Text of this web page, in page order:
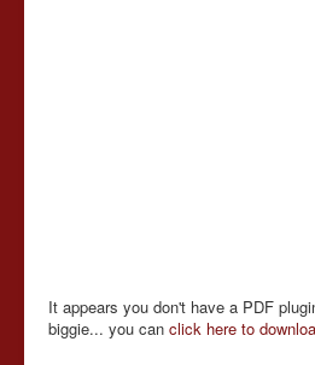
It appears you don't have a PDF
biggie... you can click here to